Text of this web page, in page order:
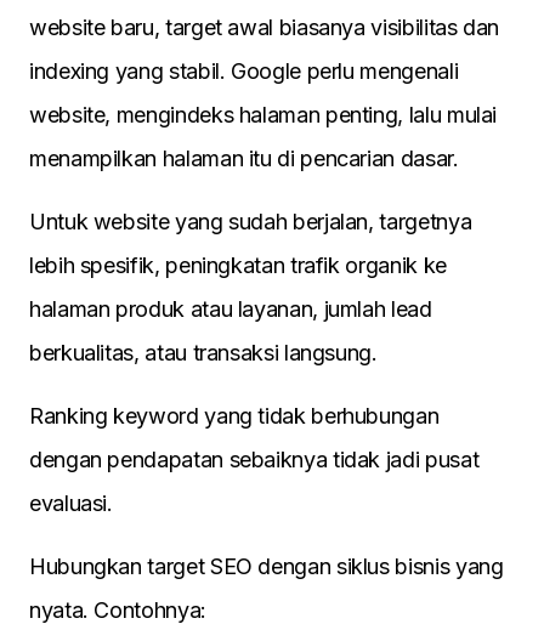
website baru, target awal biasanya visibilitas dan
indexing yang stabil. Google perlu mengenali
website, mengindeks halaman penting, lalu mulai
menampilkan halaman itu di pencarian dasar.
Untuk website yang sudah berjalan, targetnya
lebih spesifik, peningkatan trafik organik ke
halaman produk atau layanan, jumlah lead
berkualitas, atau transaksi langsung.
Ranking keyword yang tidak berhubungan
dengan pendapatan sebaiknya tidak jadi pusat
evaluasi.
Hubungkan target SEO dengan siklus bisnis yang
nyata. Contohnya: